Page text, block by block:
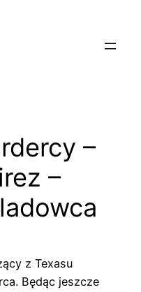
–
–
z Texasu
Będąc jeszcze